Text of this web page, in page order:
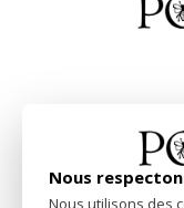
Nous
Nous utilisons des